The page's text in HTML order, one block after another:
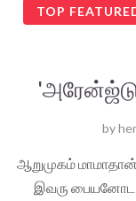
TOP
by
ஆறுமுகம்
இவரு பையனோட